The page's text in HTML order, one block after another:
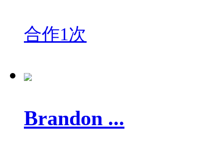
合作1次
Brandon ...